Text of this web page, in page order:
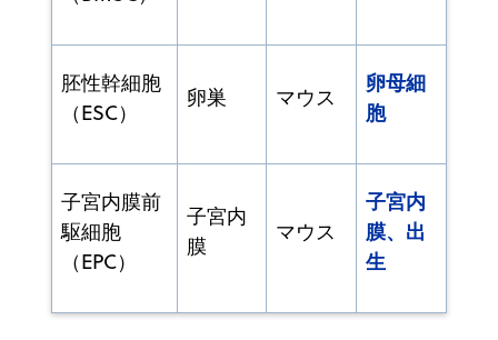
胚性幹細胞
（ESC）
卵巣 マウス
卵母細
胞
子宮内膜前
駆細胞
（EPC）
子宮内
膜
マウス
子宮内
膜、出
生